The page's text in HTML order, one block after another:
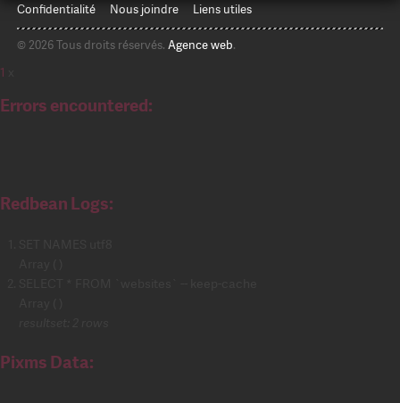
Confidentialité Nous joindre Liens utiles
© 2026 Tous droits réservés. Agence web.
1
Errors encountered:
Redbean Logs:
Pixms Data: